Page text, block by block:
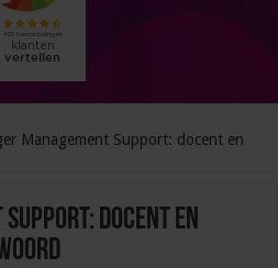
Management Support: docent en
Support: docent en